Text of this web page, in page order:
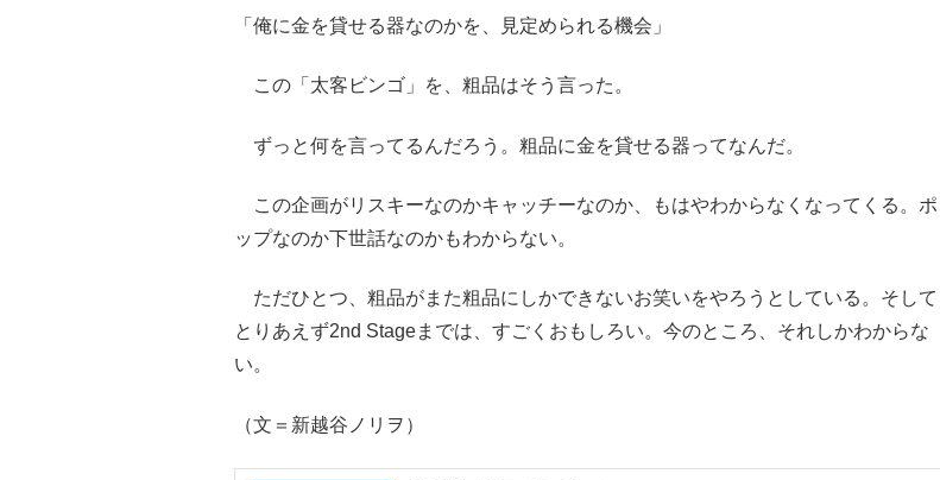
「俺に金を貸せる器なのかを、見定められる機会」
この「太客ビンゴ」を、粗品はそう言った。
ずっと何を言ってるんだろう。粗品に金を貸せる器ってなんだ。
この企画がリスキーなのかキャッチーなのか、もはやわからなくなってくる。ポ
ップなのか下世話なのかもわからない。
ただひとつ、粗品がまた粗品にしかできないお笑いをやろうとしている。そして
とりあえず2nd Stageまでは、すごくおもしろい。今のところ、それしかわからな
い。
（文＝新越谷ノリヲ）